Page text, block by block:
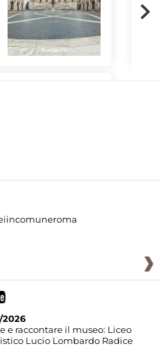
2026
e raccontare il museo: Liceo
Lucio Lombardo Radice